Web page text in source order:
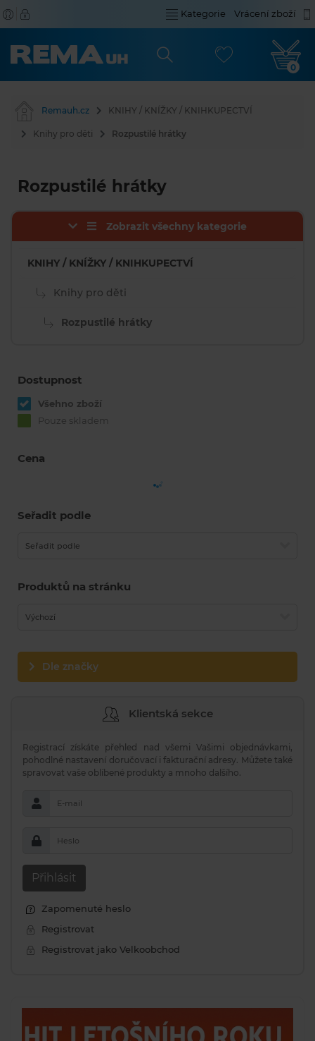
Kategorie Vrácení zboží
0
Remauh.cz KNIHY / KNÍŽKY / KNIHKUPECTVÍ
Knihy pro děti Rozpustilé hrátky
Rozpustilé hrátky
Zobrazit všechny kategorie
KNIHY / KNÍŽKY / KNIHKUPECTVÍ
Knihy pro děti
Rozpustilé hrátky
Dostupnost
Všehno zboží
Pouze skladem
Cena
Seřadit podle
Seřadit podle
Produktů na stránku
Výchozí
Dle značky
Klientská sekce
Registrací získáte přehled nad všemi Vašimi objednávkami,
pohodlné nastavení doručovací i fakturační adresy. Můžete také
spravovat vaše oblíbené produkty a mnoho dalšího.
E-mail
Heslo
Přihlásit
Zapomenuté heslo
Registrovat
Registrovat jako Velkoobchod